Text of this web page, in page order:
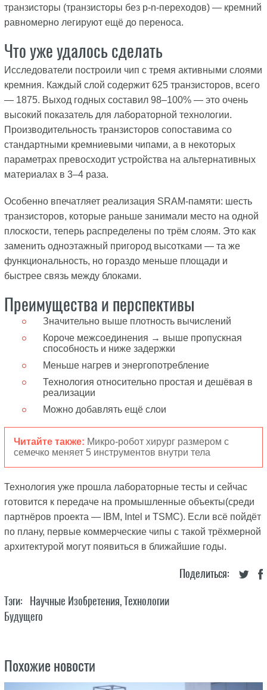
транзисторы (транзисторы без p-n-переходов) — кремний
равномерно легируют ещё до переноса.
Что уже удалось сделать
Исследователи построили чип с тремя активными слоями
кремния. Каждый слой содержит 625 транзисторов, всего
— 1875. Выход годных составил 98–100% — это очень
высокий показатель для лабораторной технологии.
Производительность транзисторов сопоставима со
стандартными кремниевыми чипами, а в некоторых
параметрах превосходит устройства на альтернативных
материалах в 3–4 раза.
Особенно впечатляет реализация SRAM-памяти: шесть
транзисторов, которые раньше занимали место на одной
плоскости, теперь распределены по трём слоям. Это как
заменить одноэтажный пригород высотками — та же
функциональность, но гораздо меньше площади и
быстрее связь между блоками.
Преимущества и перспективы
Значительно выше плотность вычислений
Короче межсоединения → выше пропускная
способность и ниже задержки
Меньше нагрев и энергопотребление
Технология относительно простая и дешёвая в
реализации
Можно добавлять ещё слои
Читайте также: Микро-робот хирург размером с
семечко меняет 5 инструментов внутри тела
Технология уже прошла лабораторные тесты и сейчас
готовится к передаче на промышленные объекты(среди
партнёров проекта — IBM, Intel и TSMC). Если всё пойдёт
по плану, первые коммерческие чипы с такой трёхмерной
архитектурой могут появиться в ближайшие годы.
Поделиться:
Тэги: Научные Изобретения,Технологии
Будущего
Похожие новости